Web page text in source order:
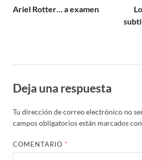
Ariel Rotter… a examen
Deja una respuesta
Tu dirección de correo electrónico no
campos obligatorios están marcados con
COMENTARIO *